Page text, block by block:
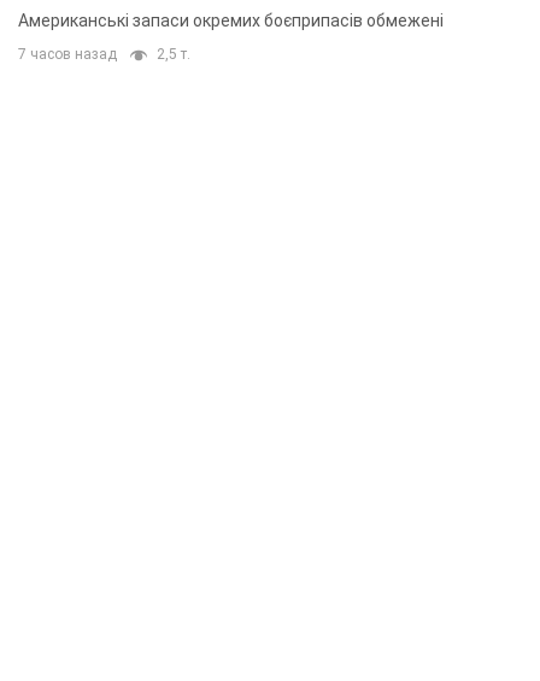
Американські запаси окремих боєприпасів обмежені
7 часов назад 2,5 т.